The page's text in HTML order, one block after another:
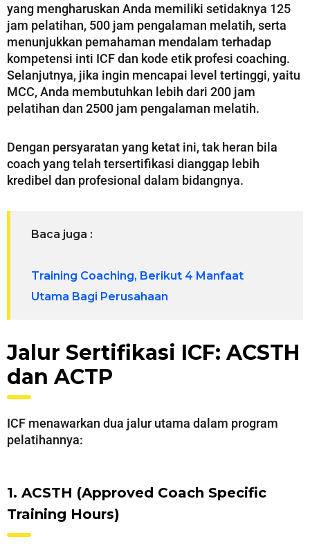
yang mengharuskan Anda memiliki setidaknya 125
jam pelatihan, 500 jam pengalaman melatih, serta
menunjukkan pemahaman mendalam terhadap
kompetensi inti ICF dan kode etik profesi coaching.
Selanjutnya, jika ingin mencapai level tertinggi, yaitu
MCC, Anda membutuhkan lebih dari 200 jam
pelatihan dan 2500 jam pengalaman melatih.
Dengan persyaratan yang ketat ini, tak heran bila
coach yang telah tersertifikasi dianggap lebih
kredibel dan profesional dalam bidangnya.
Baca juga :
Training Coaching, Berikut 4 Manfaat
Utama Bagi Perusahaan
Jalur Sertifikasi ICF: ACSTH
dan ACTP
ICF menawarkan dua jalur utama dalam program
pelatihannya:
1. ACSTH (Approved Coach Specific
Training Hours)